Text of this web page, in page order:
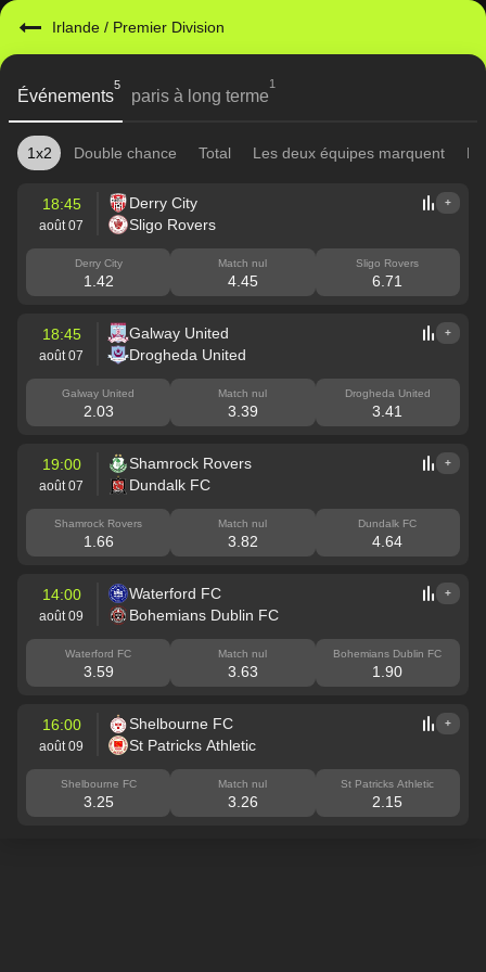
Irlande / Premier Division
Événements
5
paris à long terme
1
1x2 Double chance Total Les deux équipes marquent
18:45
août 07
Derry City
Sligo Rovers
+
Derry City
1.42
Match nul
4.45
Sligo Rovers
6.71
18:45
août 07
Galway United
Drogheda United
+
Galway United
2.03
Match nul
3.39
Drogheda United
3.41
19:00
août 07
Shamrock Rovers
Dundalk FC
+
Shamrock Rovers
1.66
Match nul
3.82
Dundalk FC
4.64
14:00
août 09
Waterford FC
Bohemians Dublin FC
+
Waterford FC
3.59
Match nul
3.63
Bohemians Dublin FC
1.90
16:00
août 09
Shelbourne FC
St Patricks Athletic
+
Shelbourne FC
3.25
Match nul
3.26
St Patricks Athletic
2.15